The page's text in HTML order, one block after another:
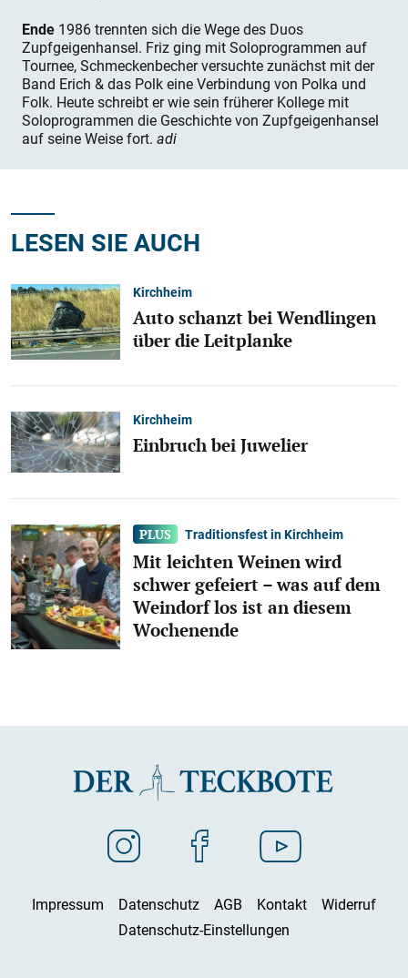
Ende 1986 trennten sich die Wege des Duos
Zupfgeigenhansel. Friz ging mit Soloprogrammen auf
Tournee, Schmeckenbecher versuchte zunächst mit der
Band Erich & das Polk eine Verbindung von Polka und
Folk. Heute schreibt er wie sein früherer Kollege mit
Soloprogrammen die Geschichte von Zupfgeigenhansel
auf seine Weise fort. adi
LESEN SIE AUCH
Kirchheim
Auto schanzt bei Wendlingen
über die Leitplanke
Kirchheim
Einbruch bei Juwelier
Traditionsfest in Kirchheim
Mit leichten Weinen wird
schwer gefeiert – was auf dem
Weindorf los ist an diesem
Wochenende
Impressum Datenschutz AGB Kontakt
Widerruf
Datenschutz-Einstellungen